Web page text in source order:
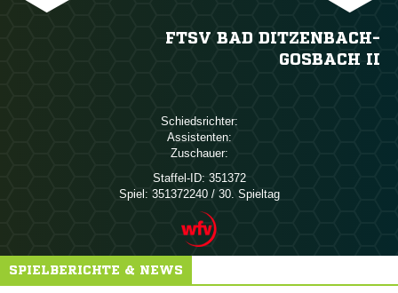
FTSV BAD DITZENBACH-
GOSBACH II
Schiedsrichter:
Assistenten:
Zuschauer:
Staffel-ID: 351372
Spiel: 351372240 / 30. Spieltag
SPIELBERICHTE & NEWS